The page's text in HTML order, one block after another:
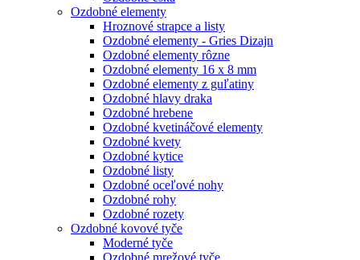
Ozdobné elementy
Hroznové strapce a listy
Ozdobné elementy - Gries Dizajn
Ozdobné elementy rôzne
Ozdobné elementy 16 x 8 mm
Ozdobné elementy z guľatiny
Ozdobné hlavy draka
Ozdobné hrebene
Ozdobné kvetináčové elementy
Ozdobné kvety
Ozdobné kytice
Ozdobné listy
Ozdobné oceľové nohy
Ozdobné rohy
Ozdobné rozety
Ozdobné kovové tyče
Moderné tyče
Ozdobné mrežové tyče